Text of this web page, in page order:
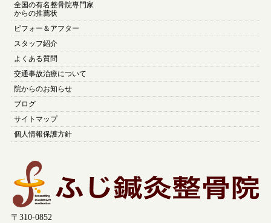
全国の有名整骨院専門家
からの推薦状
ビフォー＆アフター
スタッフ紹介
よくある質問
交通事故治療について
院からのお知らせ
ブログ
サイトマップ
個人情報保護方針
〒310-0852